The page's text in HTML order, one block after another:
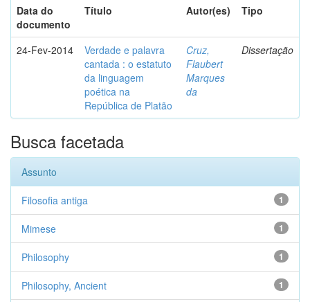
Data do
documento
Título Autor(es) Tipo
24-Fev-2014
Verdade e palavra
cantada : o estatuto
da linguagem
poética na
República de Platão
Cruz,
Flaubert
Marques
da
Dissertação
Busca facetada
Assunto
1
Filosofia antiga
1
Mimese
1
Philosophy
1
Philosophy, Ancient